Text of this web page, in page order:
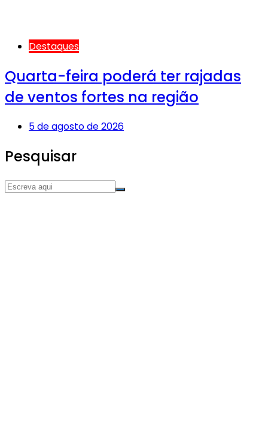
Destaques
Quarta-feira poderá ter rajadas
de ventos fortes na região
5 de agosto de 2026
Pesquisar